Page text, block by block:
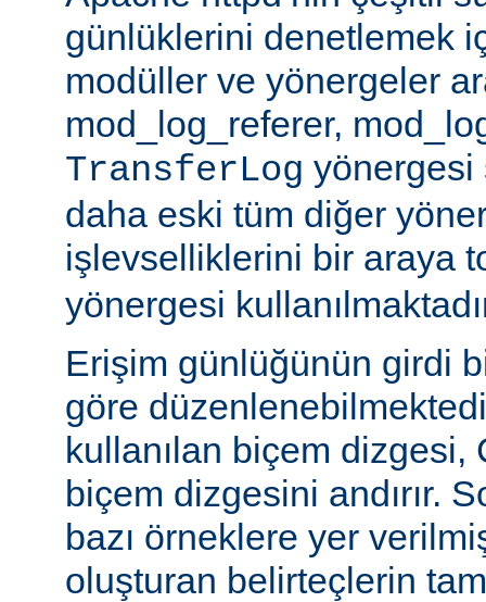
günlüklerini denetlemek
modüller ve yönergeler
mod_log_referer,
TransferLog yönergesi
daha eski tüm diğer
işlevselliklerini bir araya
yönergesi
Erişim günlüğünün girdi
göre
kullanılan biçem dizgesi,
biçem dizgesini andırır.
bazı örneklere yer
oluşturan belirteçlerin